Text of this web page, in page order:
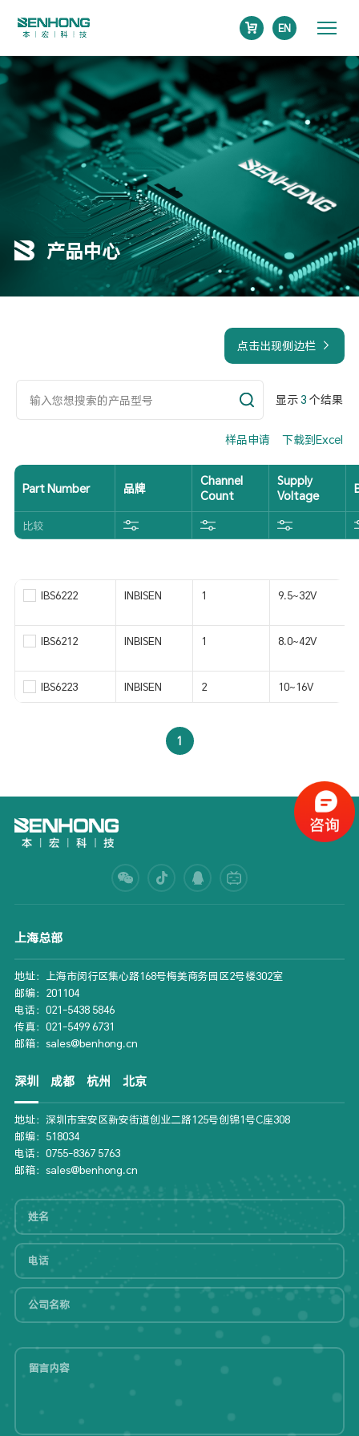
EN
产品中心
点击出现侧边栏
显示3 个结果
样品申请 下载到Excel
Part Number 品牌
Channel
Count
Supply
Voltage
比较
IBS6222 INBISEN 1 9.5~32V
IBS6212 INBISEN 1 8.0~42V
IBS6223 INBISEN 2 10~16V
1
上海总部
地址：上海市闵行区集心路168号梅美商务园区2号楼302室
邮编：201104
电话：021-5438 5846
传真：021-5499 6731
邮箱：sales@benhong.cn
深圳 成都 杭州 北京
地址：深圳市宝安区新安街道创业二路125号创锦1号C座308
邮编：518034
电话：0755-8367 5763
邮箱：sales@benhong.cn